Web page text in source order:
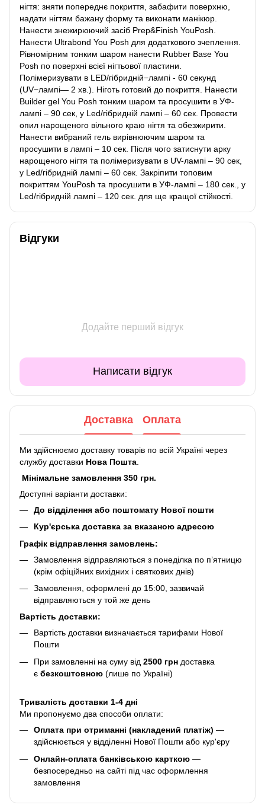
нігтя: зняти попереднє покриття, забафити поверхню,
надати нігтям бажану форму та виконати манікюр.
Нанести знежирюючий засіб Prep&Finish YouPosh.
Нанести Ultrabond You Posh для додаткового зчеплення.
Рівномірним тонким шаром нанести Rubber Base You
Posh по поверхні всієї нігтьової пластини.
Полімеризувати в LED/гібридній−лампі - 60 секунд
(UV−лампі— 2 хв.). Ніготь готовий до покриття. Нанести
Builder gel You Posh тонким шаром та просушити в УФ-
лампі – 90 сек, у Led/гібридній лампі – 60 сек. Провести
опил нарощеного вільного краю нігтя та обезжирити.
Нанести вибраний гель вирівнюючим шаром та
просушити в лампі – 10 сек. Після чого затиснути арку
нарощеного нігтя та полімеризувати в UV-лампі – 90 сек,
у Led/гібридній лампі – 60 сек. Закріпити топовим
покриттям YouPosh та просушити в УФ-лампі – 180 сек., у
Led/гібридній лампі – 120 сек. для ще кращої стійкості.
Відгуки
Додайте перший відгук
Написати відгук
Доставка Оплата
Ми здійснюємо доставку товарів по всій Україні через
службу доставки Нова Пошта
Мінімальне замовлення 350 грн.
Доступні варіанти доставки:
До відділення або поштомату Нової пошти
Кур'єрська доставка за вказаною адресою
Графік відправлення замовлень:
Замовлення відправляються з понеділка по п’ятницю
(крім офіційних вихідних і святкових днів)
Замовлення, оформлені до 15:00, зазвичай
відправляються у той же день
Вартість доставки:
Вартість доставки визначається тарифами Нової
Пошти
При замовленні на суму від 2500 грн доставка
є безкоштовною (лише по Україні)
Тривалість доставки 1-4 дні
Ми пропонуємо два способи оплати:
Оплата при отриманні (накладений платіж) —
здійснюється у відділенні Нової Пошти або кур'єру
Онлайн-оплата банківською карткою —
безпосередньо на сайті під час оформлення
замовлення